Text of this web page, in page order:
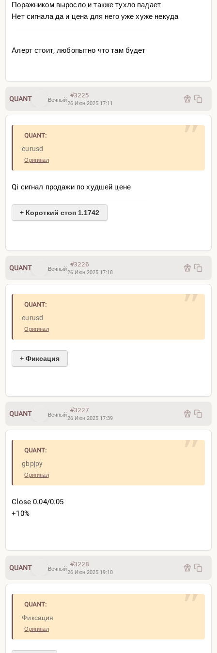
Поражником выросло и также тухло падает
Нет сигнала да и цена для него уже хуже некуда
Алерт стоит, любопытно что там будет
QUANT Вечный
#3225
26 Июн 2025 17:11
QUANT:
eurusd
Оригинал
Qi сигнал продажи по худшей цене
+ Короткий стоп 1.1742
QUANT Вечный
#3226
26 Июн 2025 17:18
QUANT:
eurusd
Оригинал
+ Фиксация
Актуальный Qi m5 уровень
QUANT Вечный
#3227
26 Июн 2025 17:39
QUANT:
gbpjpy
Оригинал
Close 0.04/0.05
+10%
QUANT Вечный
#3228
26 Июн 2025 19:10
QUANT:
Фиксация
Оригинал